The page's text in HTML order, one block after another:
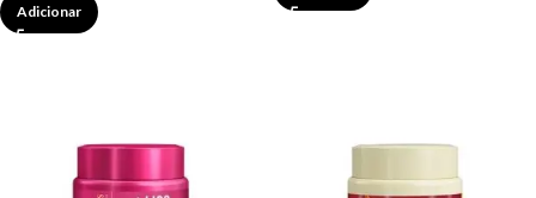
Adicionar